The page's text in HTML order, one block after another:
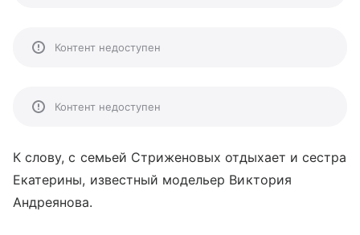
Контент недоступен
Контент недоступен
К слову, с семьей Стриженовых отдыхает и сестра
Екатерины, известный модельер Виктория
Андреянова.